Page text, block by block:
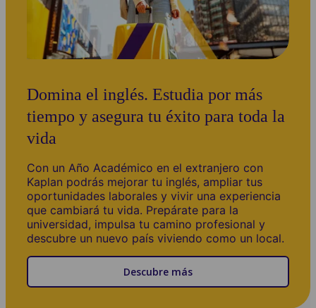
Domina el inglés. Estudia por más
tiempo y asegura tu éxito para toda la
vida
Con un Año Académico en el extranjero con
Kaplan podrás mejorar tu inglés, ampliar tus
oportunidades laborales y vivir una experiencia
que cambiará tu vida. Prepárate para la
universidad, impulsa tu camino profesional y
descubre un nuevo país viviendo como un local.
Descubre más